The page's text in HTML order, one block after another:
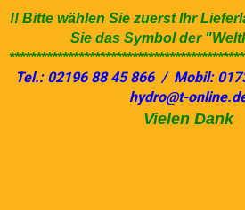
!! Bitte wählen Sie zuerst Ihr
Sie das Symbol der
Tel.: 02196 88 45 866 / Mobil:
hydro@t-
Vielen Dank